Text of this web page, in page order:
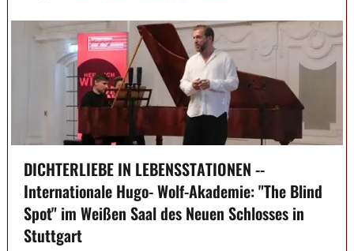
DICHTERLIEBE IN LEBENSSTATIONEN --
Internationale Hugo- Wolf-Akademie: "The Blind
Spot" im Weißen Saal des Neuen Schlosses in
Stuttgart